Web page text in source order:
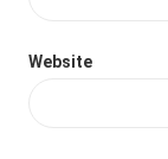
Website